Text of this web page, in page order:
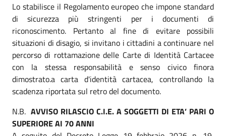
Lo stabilisce il Regolamento europeo che impone standard
di sicurezza più stringenti per i documenti di
riconoscimento. Pertanto al fine di evitare possibili
situazioni di disagio, si invitano i cittadini a continuare nel
percorso di rottamazione delle Carte di Identità Cartacee
con la stessa responsabilità e senso civico finora
dimostrato.a carta d'identità cartacea, controllando la
scadenza riportata sul retro del documento.
N.B. AVVISO RILASCIO C.I.E. A SOGGETTI DI ETA’ PARI O
SUPERIORE AI 70 ANNI